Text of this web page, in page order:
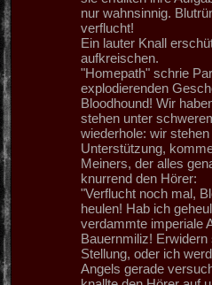
nur wahnsinnig.
verflucht!
Ein lauter Knall
aufkreischen.
"Homepath" schrie
explodierenden
Bloodhound! Wir
stehen unter
wiederhole: wir
Unterstützung,
Meiners, der alles
knurrend den Hörer:
"Verflucht noch mal,
heulen! Hab ich
verdammte imperiale
Bauernmiliz!
Stellung, oder ich
Angels gerade